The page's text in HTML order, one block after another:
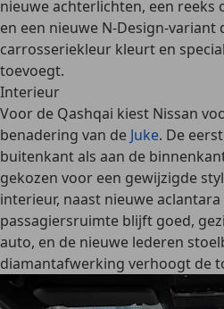
nieuwe achterlichten, een reeks
en een nieuwe N-Design-
carrosseriekleur kleurt en
toevoegt.
Interieur
Voor de Qashqai kiest Nissan
benadering van de Juke. De
buitenkant als aan de
gekozen voor een gewijzigde
interieur, naast nieuwe
passagiersruimte blijft goed,
auto, en de nieuwe lederen
diamantafwerking verhoogt de